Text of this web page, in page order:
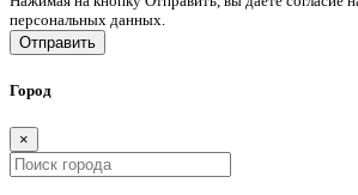
персональных данных.
Отправить
Город
×